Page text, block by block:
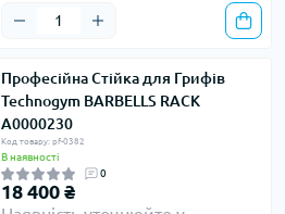
Професійна Стійка для Грифів
Technogym BARBELLS RACK
A0000230
Код товару: pf-0382
В наявності
0
18 400 ₴